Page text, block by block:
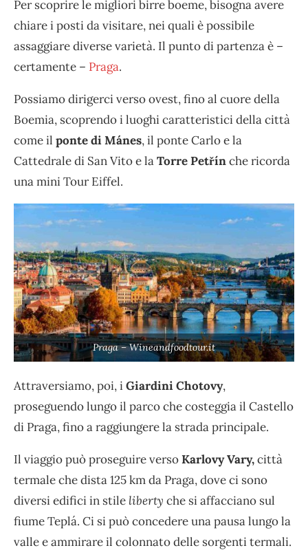
Per scoprire le migliori birre boeme, bisogna avere
chiare i posti da visitare, nei quali è possibile
assaggiare diverse varietà. Il punto di partenza è –
certamente – Praga.
Possiamo dirigerci verso ovest, fino al cuore della
Boemia, scoprendo i luoghi caratteristici della città
come il ponte di Mánes, il ponte Carlo e la
Cattedrale di San Vito e laTorre Petřínche ricorda
una mini Tour Eiffel.
Praga – Wineandfoodtour.it
Attraversiamo, poi, iGiardini Chotovy,
proseguendo lungo il parco che costeggia il Castello
di Praga, fino a raggiungere la strada principale.
Il viaggio può proseguire versoKarlovy Vary,città
termale che dista 125 km da Praga, dove ci sono
diversi edifici in stile liberty che si affacciano sul
fiume Teplá. Ci si può concedere una pausa lungo la
valle e ammirare il colonnato delle sorgenti termali.